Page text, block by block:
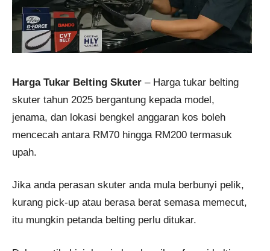
Harga Tukar Belting Skuter – Harga tukar belting
skuter tahun 2025 bergantung kepada model,
jenama, dan lokasi bengkel anggaran kos boleh
mencecah antara RM70 hingga RM200 termasuk
upah.
Jika anda perasan skuter anda mula berbunyi pelik,
kurang pick-up atau berasa berat semasa memecut,
itu mungkin petanda belting perlu ditukar.